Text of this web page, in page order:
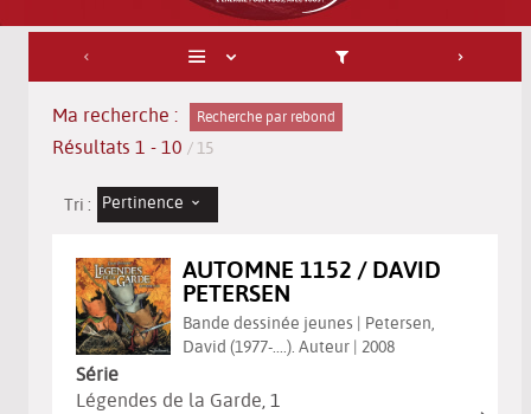
Ma recherche : Recherche par rebond
Résultats 1 - 10 / 15
Tri : Pertinence
AUTOMNE 1152 / DAVID
PETERSEN
Bande dessinée jeunes | Petersen,
David (1977-....). Auteur | 2008
Série
Légendes de la Garde , 1